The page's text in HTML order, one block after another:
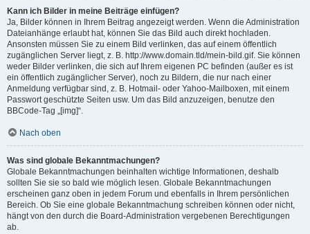
Kann ich Bilder in meine Beiträge einfügen?
Ja, Bilder können in Ihrem Beitrag angezeigt werden. Wenn die Administration
Dateianhänge erlaubt hat, können Sie das Bild auch direkt hochladen.
Ansonsten müssen Sie zu einem Bild verlinken, das auf einem öffentlich
zugänglichen Server liegt, z. B. http://www.domain.tld/mein-bild.gif. Sie können
weder Bilder verlinken, die sich auf Ihrem eigenen PC befinden (außer es ist
ein öffentlich zugänglicher Server), noch zu Bildern, die nur nach einer
Anmeldung verfügbar sind, z. B. Hotmail- oder Yahoo-Mailboxen, mit einem
Passwort geschützte Seiten usw. Um das Bild anzuzeigen, benutze den
BBCode-Tag „[img]“.
Nach oben
Was sind globale Bekanntmachungen?
Globale Bekanntmachungen beinhalten wichtige Informationen, deshalb
sollten Sie sie so bald wie möglich lesen. Globale Bekanntmachungen
erscheinen ganz oben in jedem Forum und ebenfalls in Ihrem persönlichen
Bereich. Ob Sie eine globale Bekanntmachung schreiben können oder nicht,
hängt von den durch die Board-Administration vergebenen Berechtigungen
ab.